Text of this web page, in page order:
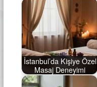
İstanbul’da Kişiye Özel
Masaj Deneyimi